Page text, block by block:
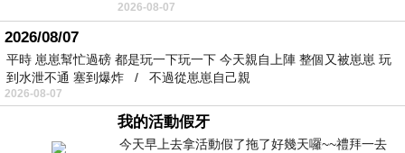
個人整整齊齊地站在鏡框之外，如同
2026-08-07
2026/08/07
平時 崽崽幫忙過磅 都是玩一下玩一下 今天親自上陣 整個又被崽崽 玩
到水泄不通 塞到爆炸 / 不過從崽崽自己親
2026-08-07
我的活動假牙
今天早上去拿活動假了拖了好幾天囉~~禮拜一去